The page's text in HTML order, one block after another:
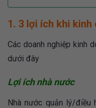
1. 3 lợi ích khi kinh
Các doanh nghiệp kinh
dưới đây
Lợi ích nhà nước
Nhà nước quản lý/điều